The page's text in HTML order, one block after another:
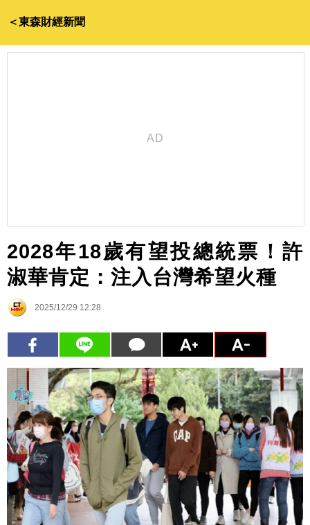
＜東森財經新聞
2028年18歲有望投總統票！許
淑華肯定：注入台灣希望火種
2025/12/29 12:28